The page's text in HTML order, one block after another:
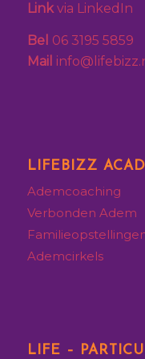
Linkvia LinkedIn
Bel 06 3195 5859
Mail
LIFEBIZZ
Ademcoaching
Verbonden Adem
Ademcirkels
LIFE –